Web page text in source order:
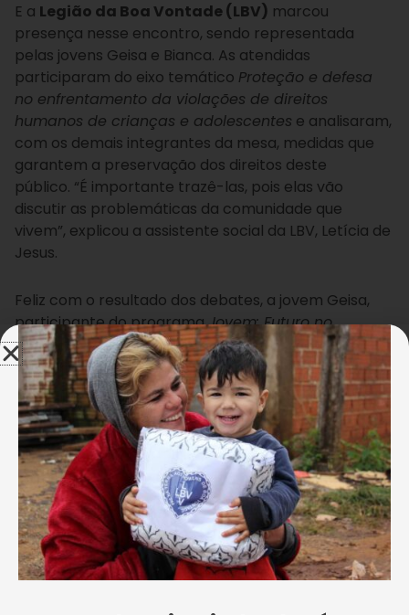
E a Legião da Boa Vontade (LBV) marcou
presença nesse encontro, sendo representada
pelas jovens Geisa e Bianca. As atendidas
participaram do eixo temático Proteção e defesa
no enfrentamento da violações de direitos
humanos de crianças e adolescentes e analisaram,
com os demais integrantes da mesa, medidas que
garantem a preservação dos direitos deste
público. “É importante trazê-las, pois elas vão
discutir as problemáticas da comunidade que
vivem”, explicou a assistente social da LBV, Letícia de
Jesus.
Feliz com o resultado dos debates, a jovem Geisa,
participante do programaJovem: Futuro no
Presente!, reiterou a importância desse espaço, que
permite com que os adolescentes expressem suas
opiniões e discutam sobre seus direitos. “É bom para
que a gente discuta um pouco o que há de melhor
para o futuro da gente. Falamos sobre saúde,
educação, segurança e, principalmente, sobre o
respeito às pessoas”, afirmou.
Tatiane Oliveira
A Conferância Municipal dos Direitos da Criança e do
Adolescente reuniu representantes de organizações não